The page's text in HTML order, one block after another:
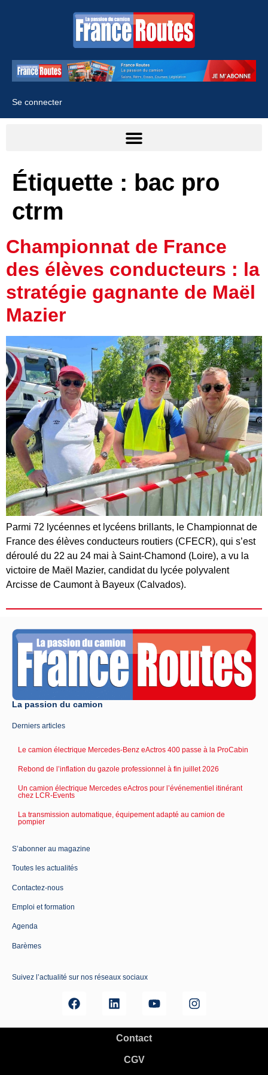
Se connecter
Étiquette : bac pro
ctrm
Championnat de France
des élèves conducteurs : la
stratégie gagnante de Maël
Mazier
Parmi 72 lycéennes et lycéens brillants, le Championnat de
France des élèves conducteurs routiers (CFECR), qui s’est
déroulé du 22 au 24 mai à Saint-Chamond (Loire), a vu la
victoire de Maël Mazier, candidat du lycée polyvalent
Arcisse de Caumont à Bayeux (Calvados).
La passion du camion
Derniers articles
Le camion électrique Mercedes-Benz eActros 400 passe à la ProCabin
Rebond de l’inflation du gazole professionnel à fin juillet 2026
Un camion électrique Mercedes eActros pour l’événementiel itinérant
chez LCR-Events
La transmission automatique, équipement adapté au camion de
pompier
S’abonner au magazine
Toutes les actualités
Contactez-nous
Emploi et formation
Agenda
Barèmes
Suivez l’actualité sur nos réseaux sociaux
Contact
CGV